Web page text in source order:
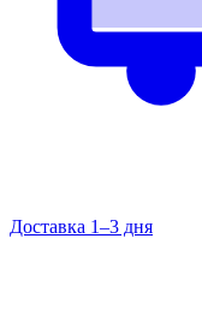
Доставка 1–3 дня